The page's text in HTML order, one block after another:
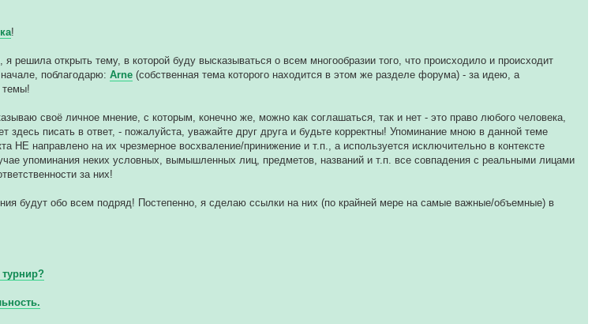
!
решила открыть тему, в которой буду высказываться о всем многообразии того, что происходило и происходит
поблагодарю:Arne (собственная тема которого находится в этом же разделе форума) - за идею, а
темы!
своё личное мнение, с которым, конечно же, можно как соглашаться, так и нет - это право любого человека,
здесь писать в ответ, - пожалуйста, уважайте друг друга и будьте корректны! Упоминание мною в данной теме
НЕ направлено на их чрезмерное восхваление/принижение и т.п., а используется исключительно в контексте
упоминания неких условных, вымышленных лиц, предметов, названий и т.п. все совпадения с реальными лицами
за них!
будут обо всем подряд! Постепенно, я сделаю ссылки на них (по крайней мере на самые важные/объемные) в